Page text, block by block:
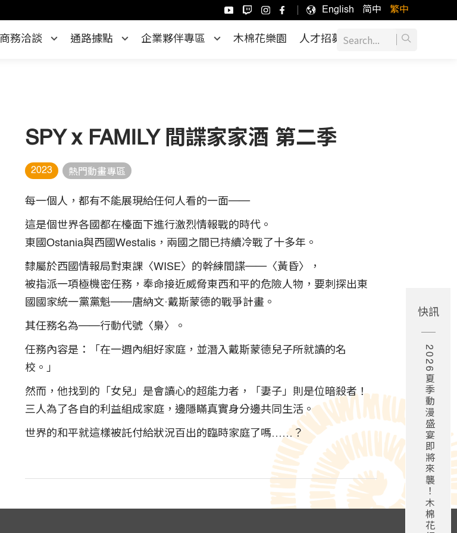
English 简中 繁中
商務洽談 通路據點 企業夥伴專區 木棉花樂園 人才招募
SPY x FAMILY 間諜家家酒 第二季
2023 熱門動畫專區
每一個人，都有不能展現給任何人看的一面──
這是個世界各國都在檯面下進行激烈情報戰的時代。
東國Ostania與西國Westalis，兩國之間已持續冷戰了十多年。
隸屬於西國情報局對東課〈WISE〉的幹練間諜──〈黃昏〉，
被指派一項極機密任務，奉命接近威脅東西和平的危險人物，要刺探出東
國國家統一黨黨魁──唐納文‧戴斯蒙德的戰爭計畫。
其任務名為──行動代號〈梟〉。
任務內容是：「在一週內組好家庭，並潛入戴斯蒙德兒子所就讀的名
校。」
然而，他找到的「女兒」是會讀心的超能力者，「妻子」則是位暗殺者！
三人為了各自的利益組成家庭，邊隱瞞真實身分邊共同生活。
世界的和平就這樣被託付給狀況百出的臨時家庭了嗎……？
快訊